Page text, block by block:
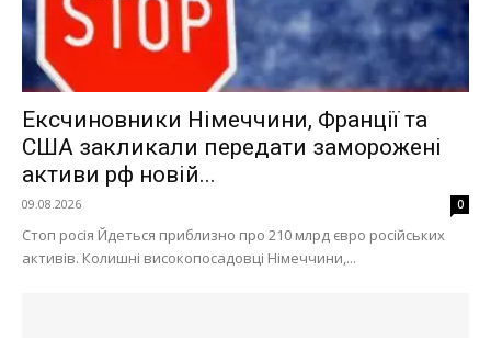
Меню
Київ
Ексчиновники Німеччини, Франції та
США закликали передати заморожені
активи рф новій...
09.08.2026 0
Стоп росія Йдеться приблизно про 210 млрд євро російських
активів. Колишні високопосадовці Німеччини,...